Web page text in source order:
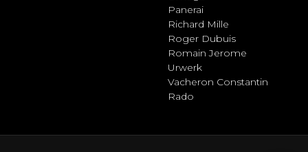
Panerai
Richard Mille
Roger Dubuis
Romain Jerome
Urwerk
Vacheron Constantin
Rado